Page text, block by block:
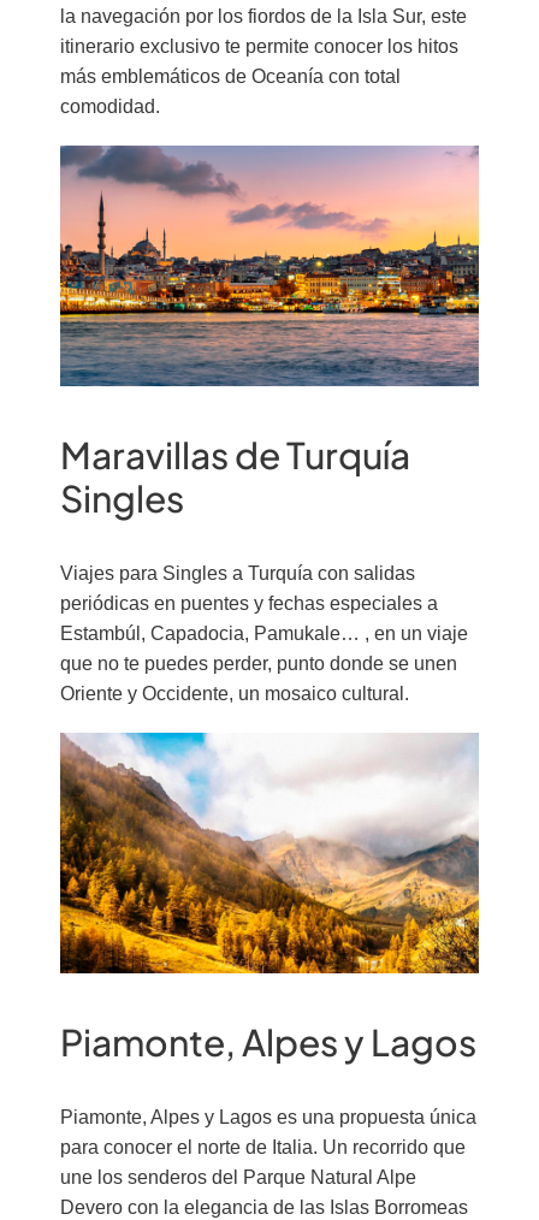
la navegación por los fiordos de la Isla Sur, este
itinerario exclusivo te permite conocer los hitos
más emblemáticos de Oceanía con total
comodidad.
Maravillas de Turquía
Singles
Viajes para Singles a Turquía con salidas
periódicas en puentes y fechas especiales a
Estambúl, Capadocia, Pamukale… , en un viaje
que no te puedes perder, punto donde se unen
Oriente y Occidente, un mosaico cultural.
Piamonte, Alpes y Lagos
Piamonte, Alpes y Lagos es una propuesta única
para conocer el norte de Italia. Un recorrido que
une los senderos del Parque Natural Alpe
Devero con la elegancia de las Islas Borromeas